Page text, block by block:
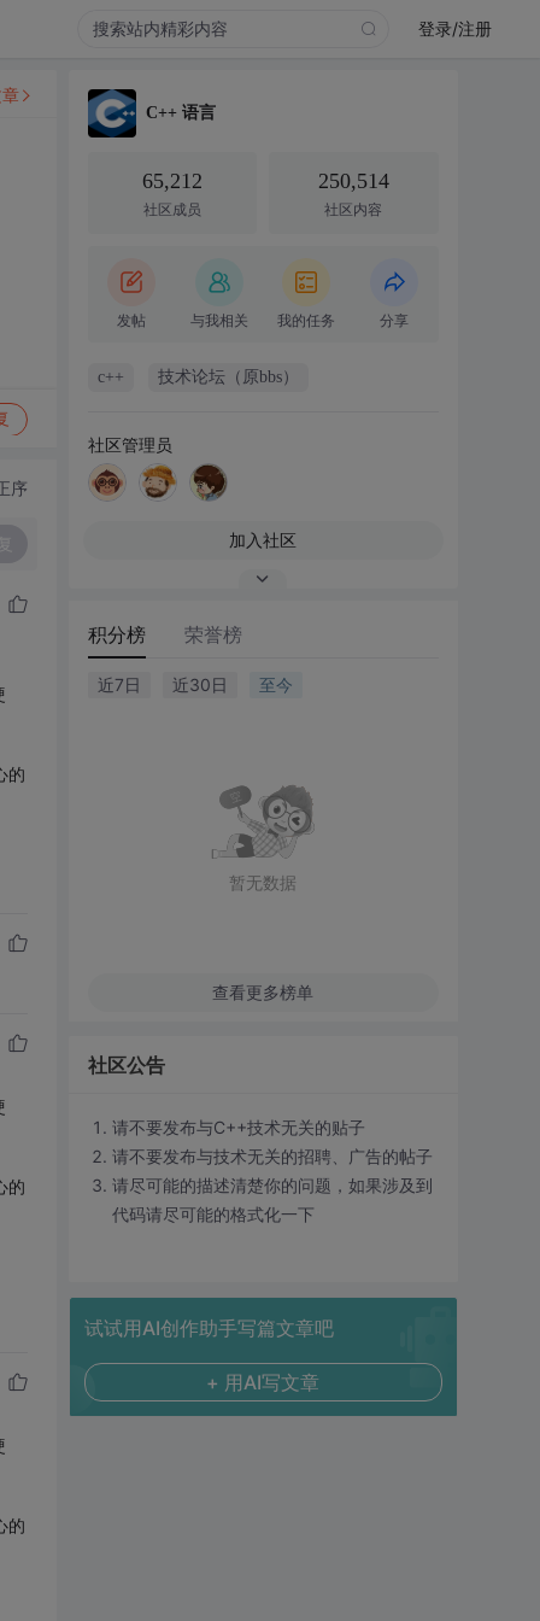
登录/注册
序
的
的
的
C++ 语言
65,212
社区成员
250,514
社区内容
发帖 与我相关 我的任务 分享
c++ 技术论坛（原bbs）
社区管理员
加入社区
积分榜 荣誉榜
近7日 近30日 至今
暂无数据
查看更多榜单
社区公告
请不要发布与C++技术无关的贴子
请不要发布与技术无关的招聘、广告的帖子
请尽可能的描述清楚你的问题，如果涉及到
代码请尽可能的格式化一下
试试用AI创作助手写篇文章吧
+ 用AI写文章